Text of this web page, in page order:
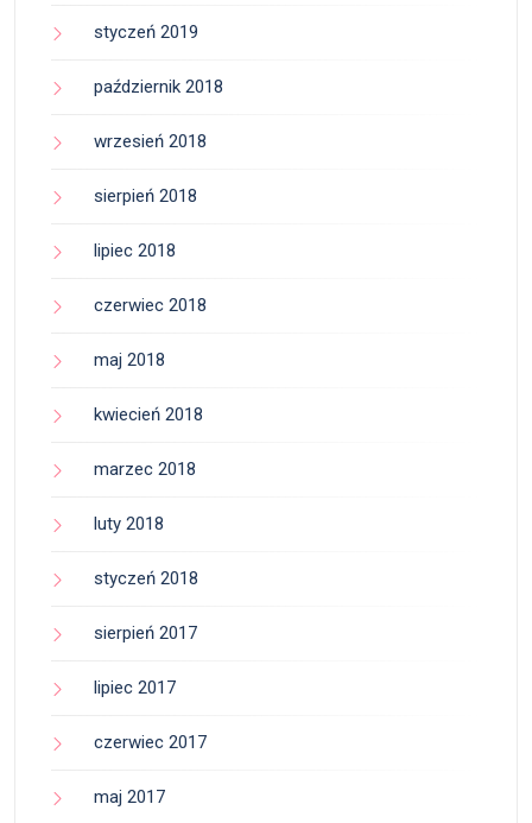
styczeń 2019
październik 2018
wrzesień 2018
sierpień 2018
lipiec 2018
czerwiec 2018
maj 2018
kwiecień 2018
marzec 2018
luty 2018
styczeń 2018
sierpień 2017
lipiec 2017
czerwiec 2017
maj 2017